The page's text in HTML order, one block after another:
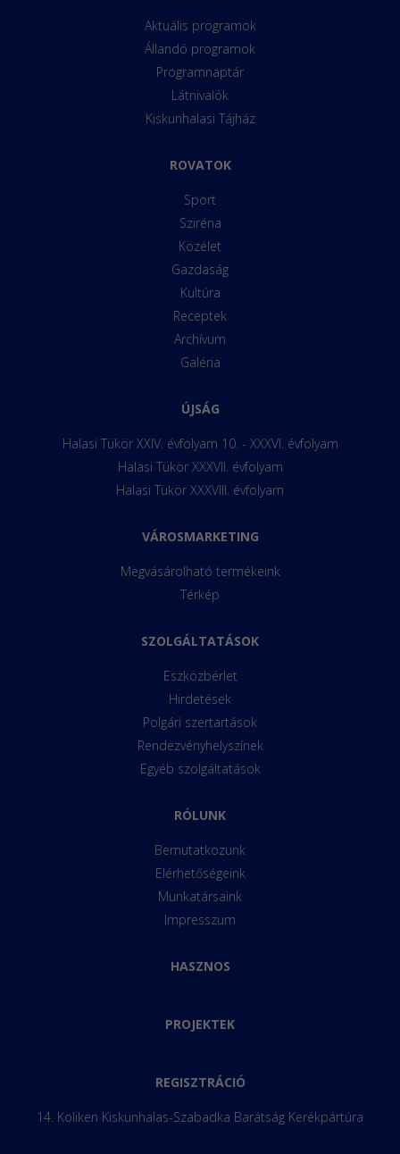
Aktuális programok
Állandó programok
Programnaptár
Látnivalók
Kiskunhalasi Tájház
ROVATOK
Sport
Sziréna
Közélet
Gazdaság
Kultúra
Receptek
Archívum
Galéria
ÚJSÁG
Halasi Tükör XXIV. évfolyam 10. - XXXVI. évfolyam
Halasi Tükör XXXVII. évfolyam
Halasi Tükör XXXVIII. évfolyam
VÁROSMARKETING
Megvásárolható termékeink
Térkép
SZOLGÁLTATÁSOK
Eszközbérlet
Hirdetések
Polgári szertartások
Rendezvényhelyszínek
Egyéb szolgáltatások
RÓLUNK
Bemutatkozunk
Elérhetőségeink
Munkatársaink
Impresszum
HASZNOS
PROJEKTEK
REGISZTRÁCIÓ
14. Koliken Kiskunhalas-Szabadka Barátság Kerékpártúra